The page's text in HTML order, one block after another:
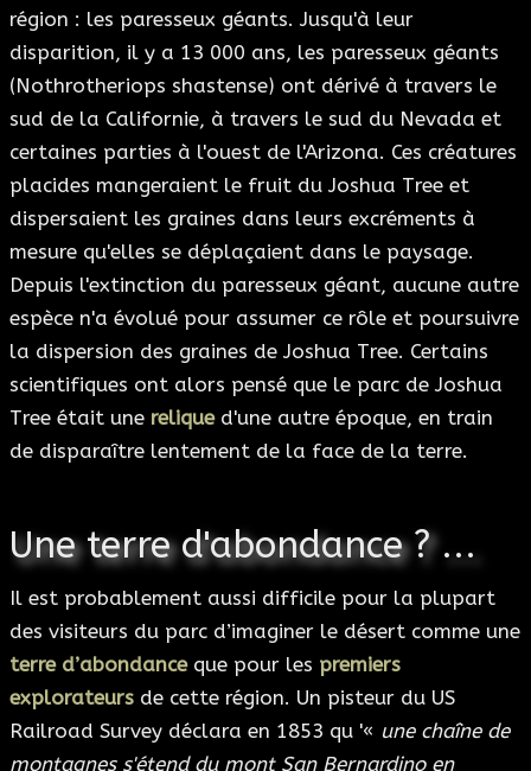
région : les paresseux géants. Jusqu'à leur
disparition, il y a 13 000 ans, les paresseux géants
(Nothrotheriops shastense) ont dérivé à travers le
sud de la Californie, à travers le sud du Nevada et
certaines parties à l'ouest de l'Arizona. Ces créatures
placides mangeraient le fruit du Joshua Tree et
dispersaient les graines dans leurs excréments à
mesure qu'elles se déplaçaient dans le paysage.
Depuis l'extinction du paresseux géant, aucune autre
espèce n'a évolué pour assumer ce rôle et poursuivre
la dispersion des graines de Joshua Tree. Certains
scientifiques ont alors pensé que le parc de Joshua
Tree était une reliqued'une autre époque, en train
de disparaître lentement de la face de la terre.
Une terre d'abondance ? ...
Il est probablement aussi difficile pour la plupart
des visiteurs du parc d’imaginer le désert comme une
terre d’abondanceque pour les premiers
explorateurs de cette région. Un pisteur du US
Railroad Survey déclara en 1853 qu '« une chaîne de
montagnes s'étend du mont San Bernardino en